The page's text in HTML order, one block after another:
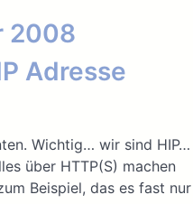
2008
Adresse
Wichtig… wir sind HIP…
über HTTP(S) machen
Beispiel, das es fast nur